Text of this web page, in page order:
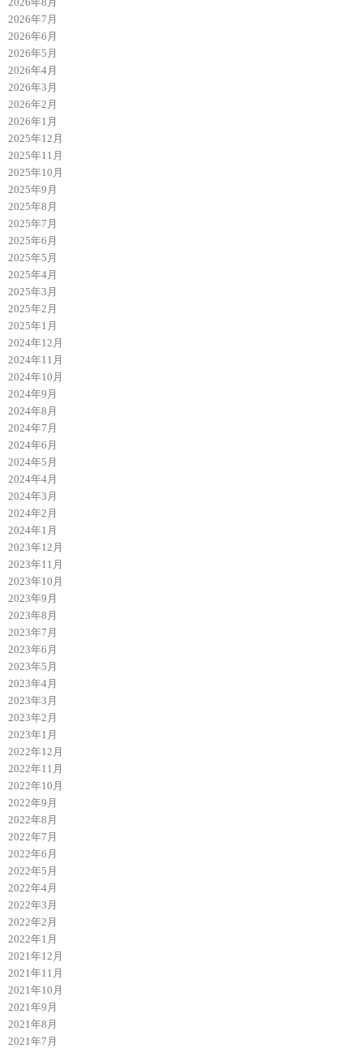
2026年7月
2026年6月
2026年5月
2026年4月
2026年3月
2026年2月
2026年1月
2025年12月
2025年11月
2025年10月
2025年9月
2025年8月
2025年7月
2025年6月
2025年5月
2025年4月
2025年3月
2025年2月
2025年1月
2024年12月
2024年11月
2024年10月
2024年9月
2024年8月
2024年7月
2024年6月
2024年5月
2024年4月
2024年3月
2024年2月
2024年1月
2023年12月
2023年11月
2023年10月
2023年9月
2023年8月
2023年7月
2023年6月
2023年5月
2023年4月
2023年3月
2023年2月
2023年1月
2022年12月
2022年11月
2022年10月
2022年9月
2022年8月
2022年7月
2022年6月
2022年5月
2022年4月
2022年3月
2022年2月
2022年1月
2021年12月
2021年11月
2021年10月
2021年9月
2021年8月
2021年7月